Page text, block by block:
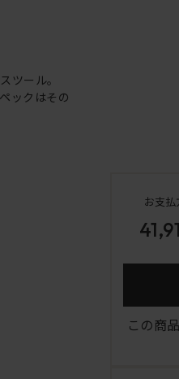
ツール。
ックはその
お支
この商